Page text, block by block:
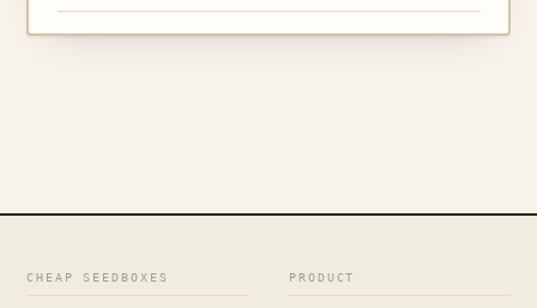
CHEAP SEEDBOXES PRODUCT